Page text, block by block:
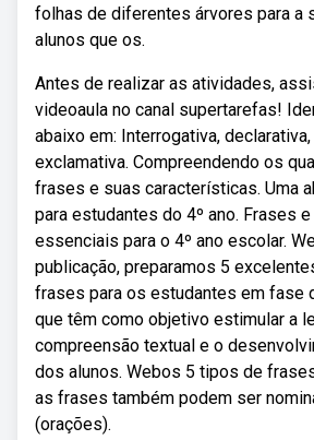
folhas de diferentes árvores para a
alunos que os.
Antes de realizar as atividades,
videoaula no canal supertarefas!
abaixo em: Interrogativa,
exclamativa. Compreendendo os
frases e suas características. Uma
para estudantes do 4º ano. Frases
essenciais para o 4º ano escolar.
publicação, preparamos 5
frases para os estudantes em fase
que têm como objetivo estimular a
compreensão textual e o
dos alunos. Webos 5 tipos de
as frases também podem ser
(orações).